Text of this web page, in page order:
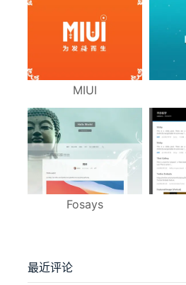
MIUI
Fosays
最近评论